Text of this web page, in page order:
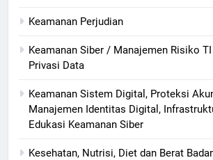
Keamanan Perjudian
Keamanan Siber / Manajemen Risiko
Privasi Data
Keamanan Sistem Digital, Proteksi
Manajemen Identitas Digital,
Edukasi Keamanan Siber
Kesehatan, Nutrisi, Diet dan Berat